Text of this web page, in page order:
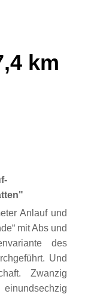
km
Anlauf und
mit Abs und
des
Und
Zwanzig